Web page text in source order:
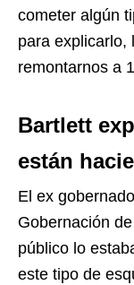
cometer algún
para explicarlo,
remontarnos a
Bartlett
están
El ex
Gobernación
público lo
este tipo de